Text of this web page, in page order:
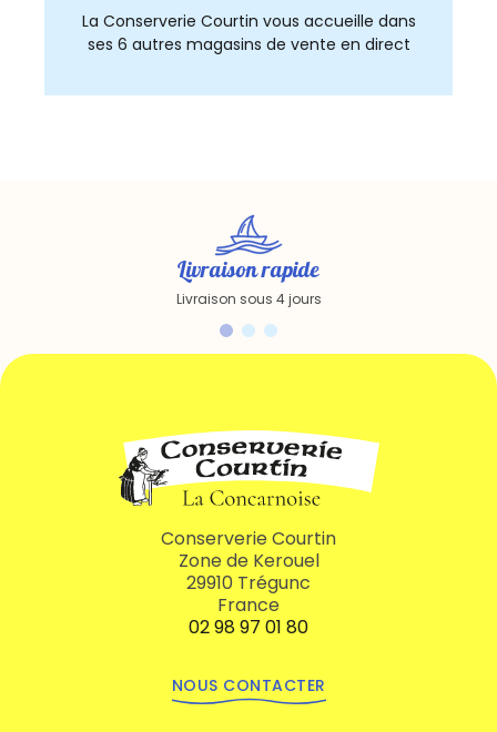
La Conserverie Courtin vous accueille dans
ses 6 autres magasins de vente en direct
Livraison rapide
Livraison sous 4 jours
Conserverie Courtin
Zone de Kerouel
29910 Trégunc
France
02 98 97 01 80
NOUS CONTACTER